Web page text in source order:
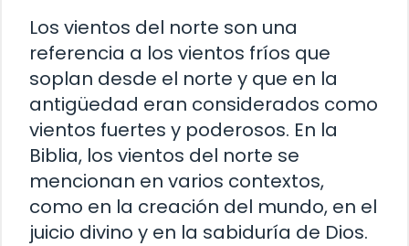
Los vientos del norte son una
referencia a los vientos fríos que
soplan desde el norte y que en la
antigüedad eran considerados como
vientos fuertes y poderosos. En la
Biblia, los vientos del norte se
mencionan en varios contextos,
como en la creación del mundo, en el
juicio divino y en la sabiduría de Dios.